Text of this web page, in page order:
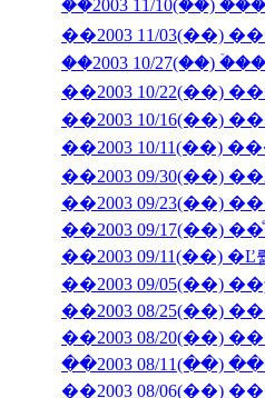
��2003 11/03(��)
��2003 10/22(��)
��2003 10/16(��)
��2003 09/
��2003 08/25(��)
��2003 08/06(��)